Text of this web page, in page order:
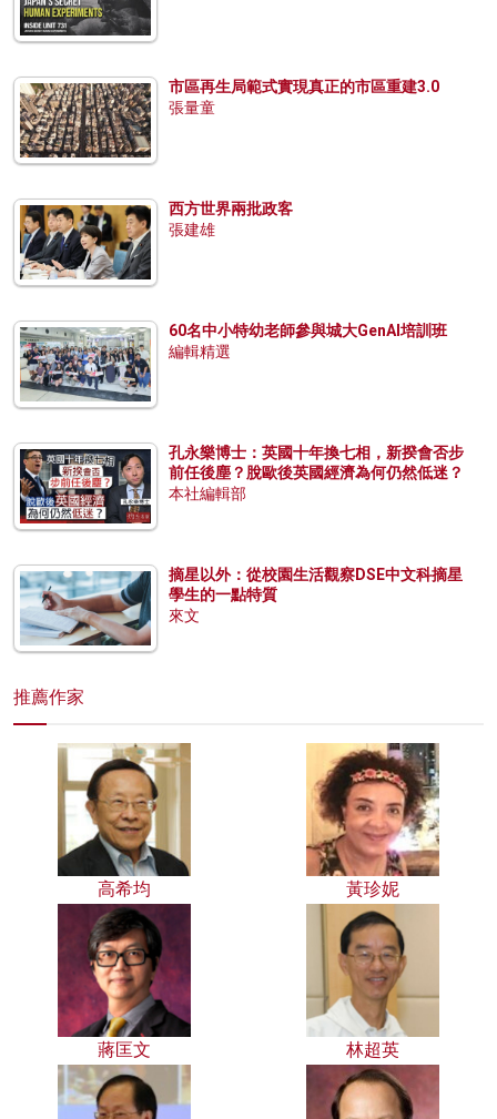
市區再生局範式實現真正的市區重建3.0
張量童
西方世界兩批政客
張建雄
60名中小特幼老師參與城大GenAI培訓班
編輯精選
孔永樂博士：英國十年換七相，新揆會否步
前任後塵？脫歐後英國經濟為何仍然低迷？
本社編輯部
摘星以外：從校園生活觀察DSE中文科摘星
學生的一點特質
來文
推薦作家
高希均 黃珍妮
蔣匡文 林超英